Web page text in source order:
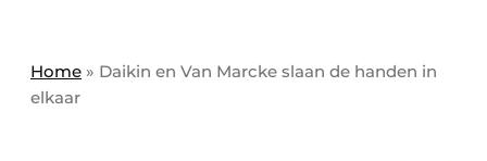
Contact
Evenement aanmelden
Home » Daikin en Van Marcke slaan de handen in
elkaar